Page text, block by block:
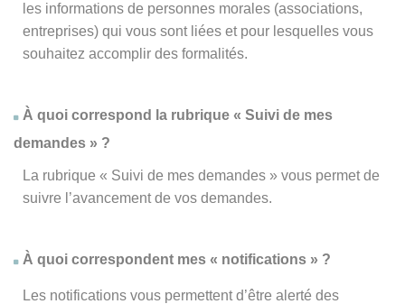
les informations de personnes morales (associations,
entreprises) qui vous sont liées et pour lesquelles vous
souhaitez accomplir des formalités.
À quoi correspond la rubrique « Suivi de mes
demandes » ?
La rubrique « Suivi de mes demandes » vous permet de
suivre l’avancement de vos demandes.
À quoi correspondent mes « notifications » ?
Les notifications vous permettent d’être alerté des